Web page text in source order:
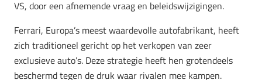
VS, door een afnemende vraag en beleidswijzigingen.
Ferrari, Europa’s meest waardevolle autofabrikant, heeft
zich traditioneel gericht op het verkopen van zeer
exclusieve auto’s. Deze strategie heeft hen grotendeels
beschermd tegen de druk waar rivalen mee kampen.